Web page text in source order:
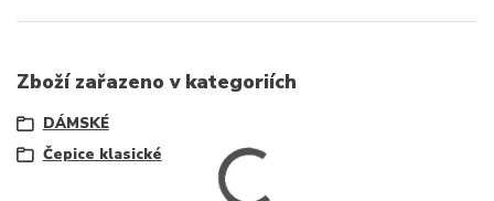
Zboží zařazeno v kategoriích
DÁMSKÉ
Čepice klasické